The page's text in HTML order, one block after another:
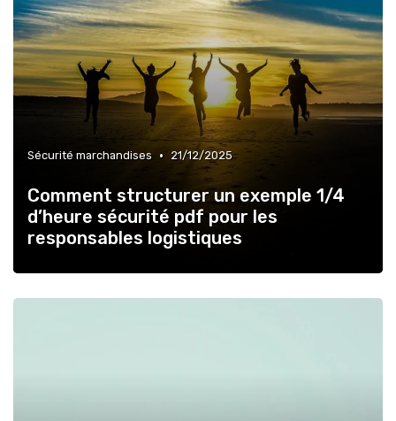
Sécurité marchandises • 21/12/2025
Comment structurer un exemple 1/4
d’heure sécurité pdf pour les
responsables logistiques